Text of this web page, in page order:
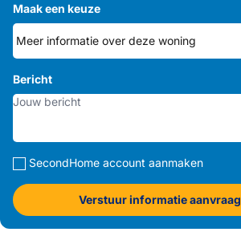
Maak een keuze
Bericht
SecondHome account aanmaken
Verstuur informatie aanvraag